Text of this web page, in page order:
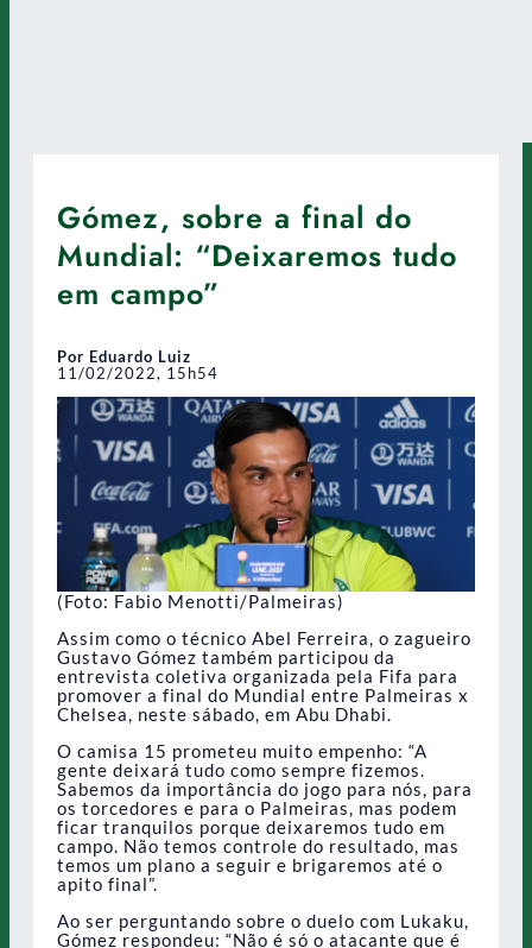
Gómez, sobre a final do
Mundial: “Deixaremos tudo
em campo”
Por Eduardo Luiz
11/02/2022, 15h54
(Foto: Fabio Menotti/Palmeiras)
Assim como o técnico Abel Ferreira, o zagueiro
Gustavo Gómez também participou da
entrevista coletiva organizada pela Fifa para
promover a final do Mundial entre Palmeiras x
Chelsea, neste sábado, em Abu Dhabi.
O camisa 15 prometeu muito empenho: “A
gente deixará tudo como sempre fizemos.
Sabemos da importância do jogo para nós, para
os torcedores e para o Palmeiras, mas podem
ficar tranquilos porque deixaremos tudo em
campo. Não temos controle do resultado, mas
temos um plano a seguir e brigaremos até o
apito final”.
Ao ser perguntando sobre o duelo com Lukaku,
Gómez respondeu: “Não é só o atacante que é